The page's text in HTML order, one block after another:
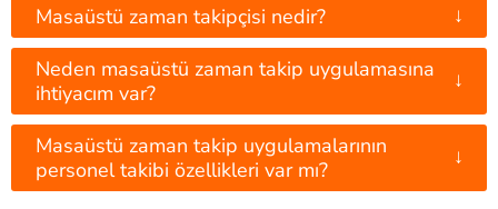
Masaüstü zaman takipçisi nedir? ↓
Neden masaüstü zaman takip uygulamasına
ihtiyacım var?
↓
Masaüstü zaman takip uygulamalarının
personel takibi özellikleri var mı?
↓